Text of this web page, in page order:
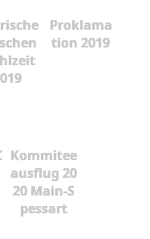
Proklama
tion 2019
Kommitee
ausflug 20
20 Main-S
pessart